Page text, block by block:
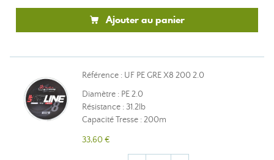
Ajouter au panier
Référence : UF PE GRE X8 200 2.0
Diamètre : PE 2.0
Résistance : 31.2lb
Capacité Tresse : 200m
33,60 €